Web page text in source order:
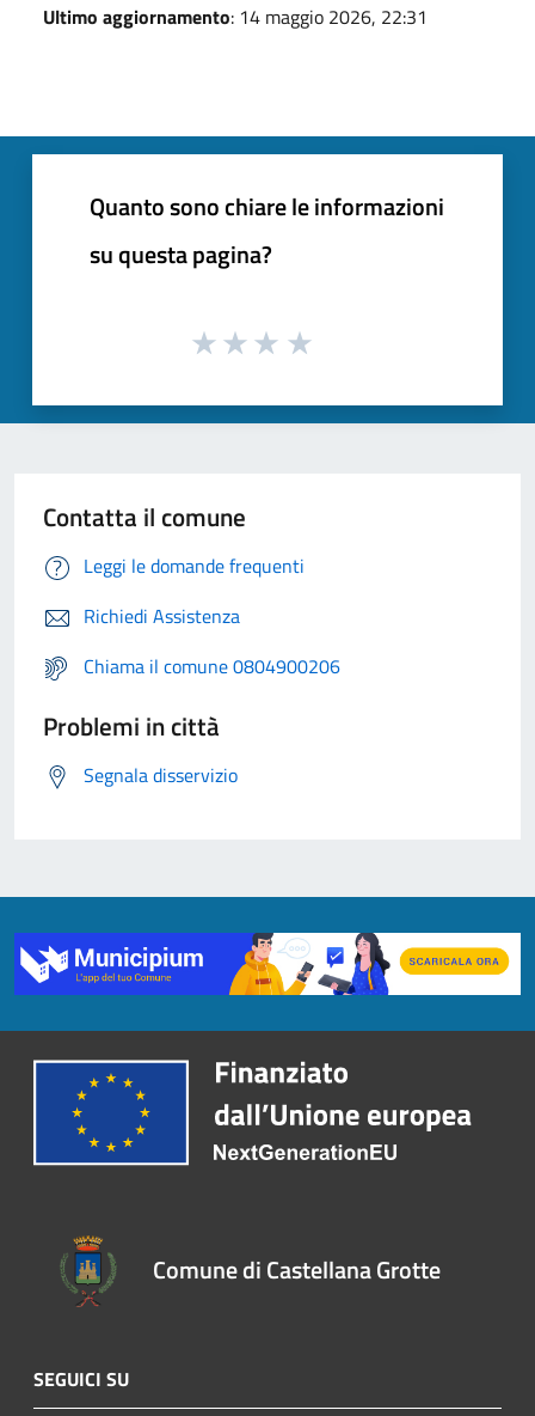
Ultimo aggiornamento: 14 maggio 2026, 22:31
Quanto sono chiare le informazioni
su questa pagina?
Contatta il comune
Leggi le domande frequenti
Richiedi Assistenza
Chiama il comune 0804900206
Problemi in città
Segnala disservizio
Comune di Castellana Grotte
SEGUICI SU